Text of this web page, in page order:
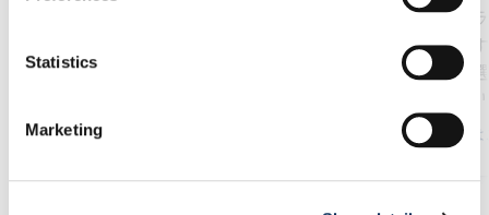
Statistics
Marketing
にも時間通り安全に輸送しま
て、FCL（full container
container load）、特殊プロ
出発し、短いト
イムで配送しま
ットワークと厳
商品を安全かつ
お届けし
詳細